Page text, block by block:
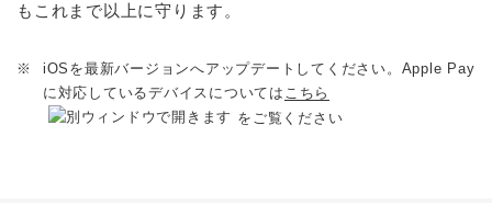
もこれまで以上に守ります。
※
iOSを最新バージョンへアップデートしてください。Apple Pay
に対応しているデバイスについては こちら
をご覧ください